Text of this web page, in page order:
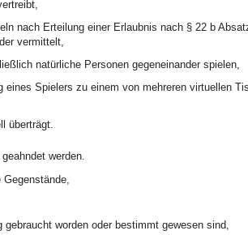
nach Erteilung einer Erlaubnis nach § 22 b
vermittelt,
natürliche Personen gegeneinander spielen,
Spielers zu einem von mehreren virtuellen
überträgt.
werden.
Gegenstände,
worden oder bestimmt gewesen sind,